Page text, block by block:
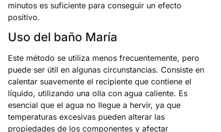
minutos es suficiente para conseguir un efecto
positivo.
Uso del baño María
Este método se utiliza menos frecuentemente, pero
puede ser útil en algunas circunstancias. Consiste en
calentar suavemente el recipiente que contiene el
líquido, utilizando una olla con agua caliente. Es
esencial que el agua no llegue a hervir, ya que
temperaturas excesivas pueden alterar las
propiedades de los componentes y afectar